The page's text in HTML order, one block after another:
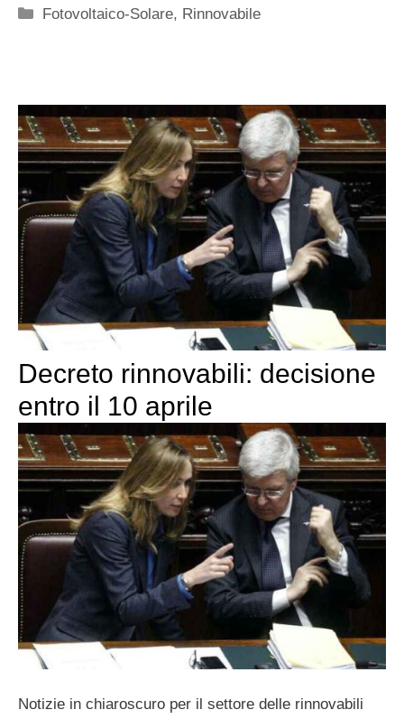
Categorie
Fotovoltaico-Solare, Rinnovabile
Decreto rinnovabili: decisione
entro il 10 aprile
Notizie in chiaroscuro per il settore delle rinnovabili